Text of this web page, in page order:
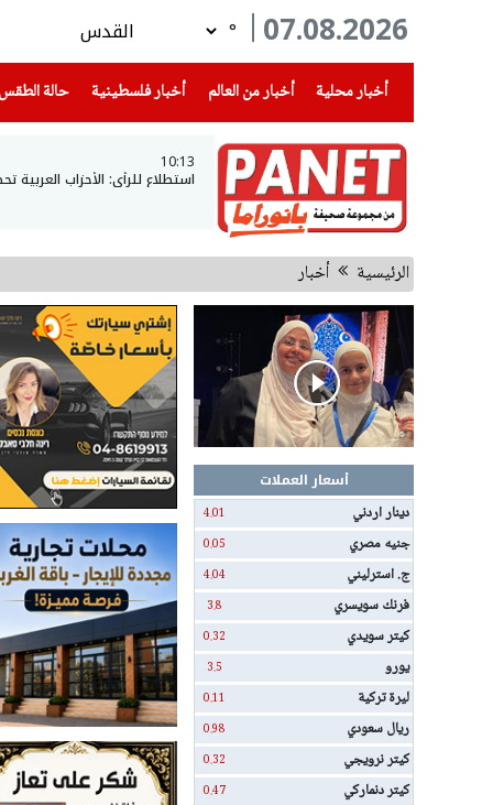
07.08.2026
°
أخبار محلية
(current) أخبار من العالم أخبار فلسطينية(current) حالة الطقس
10:13
استطلاع للرأي: الأحزاب العربية تحصل على 15 مقعدا ان خاضت
الرئيسية أخبار
أسعار العملات
دينار اردني
4.01
جنيه مصري 0.05
ج. استرليني 4.04
فرنك سويسري 3.8
كيتر سويدي 0.32
يورو 3.5
ليرة تركية 0.11
ريال سعودي 0.98
كيتر نرويجي 0.32
كيتر دنماركي 0.47